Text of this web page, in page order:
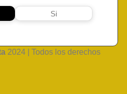
Si
2024 | Todos los derechos